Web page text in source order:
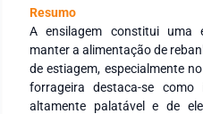
Resumo
A ensilagem constitui uma
manter a alimentação de
de estiagem, especialmente
forrageira destaca-se como
altamente palatável e de